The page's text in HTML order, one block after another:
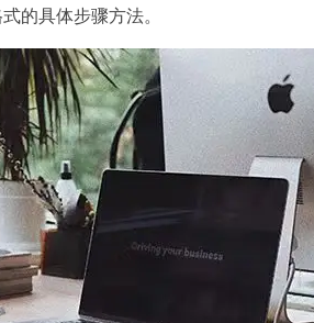
的具体步骤方法。